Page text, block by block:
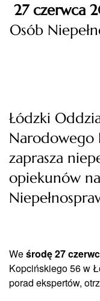
27 czerwca
Osób
Łódzki
Narodowego
zaprasza
opiekunów
Weśrodę 27
Kopcińskiego 56 w
porad ekspertów,